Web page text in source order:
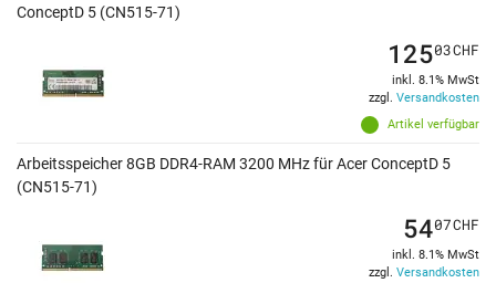
ConceptD 5 (CN515-71)
Artikel verfügbar
12503CHF
inkl. 8.1% MwSt
zzgl. Versandkosten
Arbeitsspeicher 8GB DDR4-RAM 3200 MHz für Acer ConceptD 5
(CN515-71)
5407CHF
inkl. 8.1% MwSt
zzgl. Versandkosten